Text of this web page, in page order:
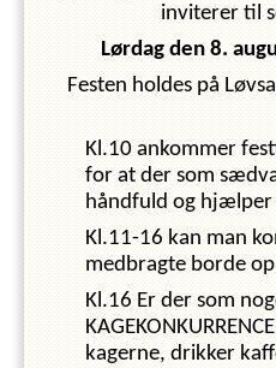
inviterer til
Lørdag den 8.
Festen holdes på
Kl.10 ankommer
for at der som
håndfuld og hjælper
Kl.11-16 kan man
medbragte borde
Kl.16 Er der som
kagerne, drikker